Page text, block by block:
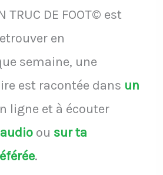
TRUC DE FOOT© est
en
semaine, une
est racontée dans un
ligne et à écouter
ou sur ta
.